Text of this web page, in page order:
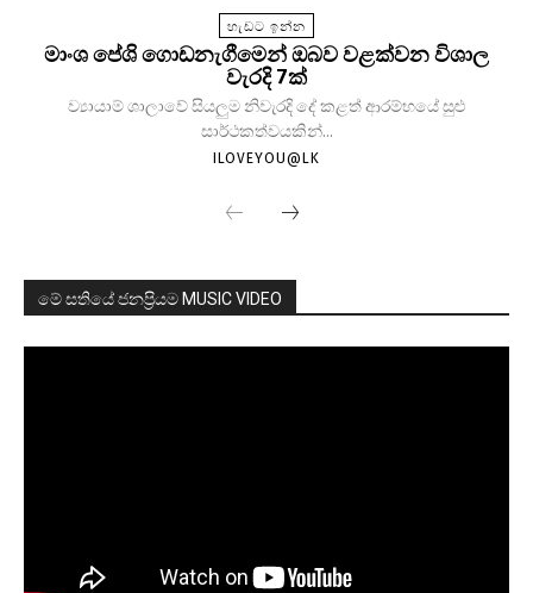
හැඩට ඉන්න
මාංශ පේශි ගොඩනැගීමෙන් ඔබව වළක්වන විශාල
වැරදි 7ක්
ව්‍යායාම් ශාලාවේ සියලුම නිවැරදි දේ කළත් ආරම්භයේ සුළු
සාර්ථකත්වයකින්...
ILOVEYOU@LK
මේ සතියේ ජනප්‍රියම MUSIC VIDEO